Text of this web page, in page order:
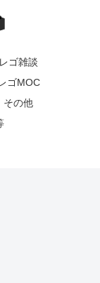
レゴ雑談
ゴMOC
その他